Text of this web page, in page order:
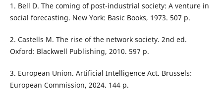
1. Bell D. The coming of post-industrial society: A venture in
social forecasting. New York: Basic Books, 1973. 507 p.
2. Castells M. The rise of the network society. 2nd ed.
Oxford: Blackwell Publishing, 2010. 597 p.
3. European Union. Artificial Intelligence Act. Brussels:
European Commission, 2024. 144 p.